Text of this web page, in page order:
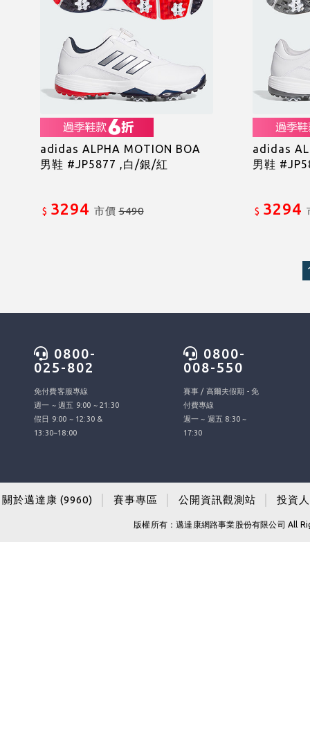
adidas ALPHA MOTION BOA
男鞋 #JP5877 ,白/銀/紅
$ 3294 市價5490
adidas
男鞋
$ 3294
0800-
025-802
免付費客服專線
週一 ~ 週五 9:00 ~ 21:30
假日 9:00 ~ 12:30 &
13:30~18:00
0800-
008-550
賽事 / 高爾夫假期 - 免
付費專線
週一 ~ 週五 8:30 ~
17:30
關於邁達康 (9960) 賽事專區 公開資訊觀測站 投資
版權所有：邁達康網路事業股份有限公司 All